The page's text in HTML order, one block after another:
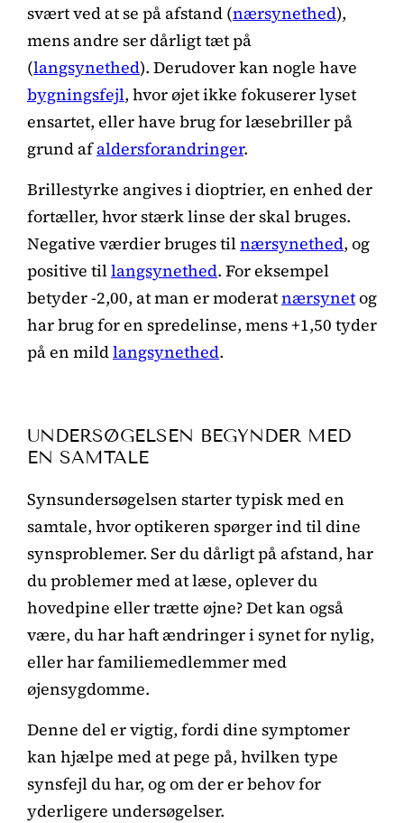
svært ved at se på afstand (nærsynethed),
mens andre ser dårligt tæt på
(langsynethed). Derudover kan nogle have
bygningsfejl, hvor øjet ikke fokuserer lyset
ensartet, eller have brug for læsebriller på
grund afaldersforandringer.
Brillestyrke angives i dioptrier, en enhed der
fortæller, hvor stærk linse der skal bruges.
Negative værdier bruges tilnærsynethed, og
positive tillangsynethed. For eksempel
betyder -2,00, at man er moderatnærsynetog
har brug for en spredelinse, mens +1,50 tyder
på en mildlangsynethed.
UNDERSØGELSEN BEGYNDER MED
EN SAMTALE
Synsundersøgelsen starter typisk med en
samtale, hvor optikeren spørger ind til dine
synsproblemer. Ser du dårligt på afstand, har
du problemer med at læse, oplever du
hovedpine eller trætte øjne? Det kan også
være, du har haft ændringer i synet for nylig,
eller har familiemedlemmer med
øjensygdomme.
Denne del er vigtig, fordi dine symptomer
kan hjælpe med at pege på, hvilken type
synsfejl du har, og om der er behov for
yderligere undersøgelser.